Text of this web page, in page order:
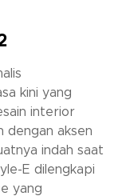
kini yang
interior
dengan aksen
indah saat
E dilengkapi
yang